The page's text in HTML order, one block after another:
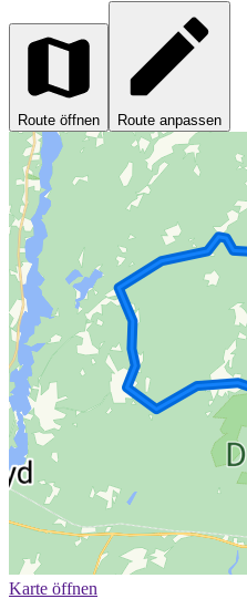
Route öffnen Route anpassen
Karte öffnen